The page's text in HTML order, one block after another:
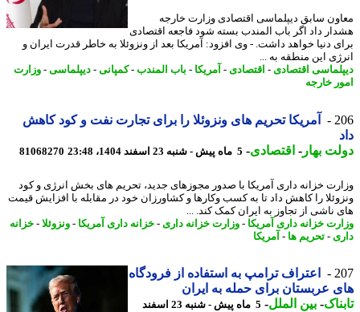
سابق دیپلماسی اقتصادی وزارت خارجه
داد اگر باب المندب بسته شود فاجعه اقتصادی
دنیا خواهد داشت. - وی افزود: آمریکا بعد از ونزوئلا به خاطر قدرت ایران و
این منطقه به ...
اقتصادی-اقتصادی-آمریکا- باب المندب-کمپانی-دیپلماسی-وزارت
خارجه
آمریکا تحریم های ونزوئلا را برای تجارت نفت و کود کاهش
بهار -اقتصادی-5 ماه پیش - شنبه 23 اسفند 1404، 23:48 81068270
خزانه داری آمریکا با صدور مجوزهای جدید، تحریم های بخش انرژی و کود
را کاهش داد تا به کسب وکارها و کشاورزان خود در مقابله با افزایش قیمت
ناشی از تجاوز به ایران کمک کند. ...
خزانه داری آمریکا- وزارت خزانه داری- خزانه داری آمریکا- ونزوئلا-خزانه
- تحریم ها- آمریکا
اعتراف ترامپ به استفاده از فرودگاه
عربستان برای حمله به ایران
-بین الملل-
5 ماه پیش - شنبه 23 اسفند